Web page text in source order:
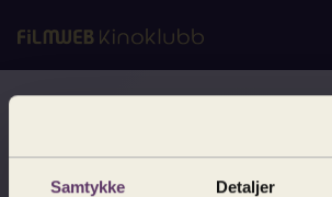
Samtykke Detaljer
Heisann! Denne siden
Ser ut til at du har kommet til en side